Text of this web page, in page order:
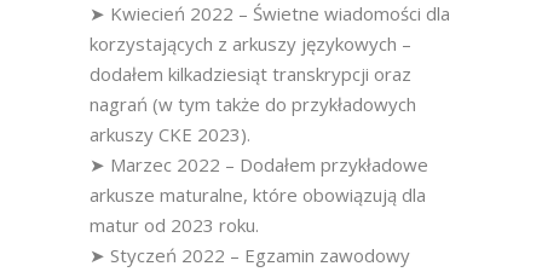
➤ Kwiecień 2022 – Świetne wiadomości dla
korzystających z arkuszy językowych –
dodałem kilkadziesiąt transkrypcji oraz
nagrań (w tym także do przykładowych
arkuszy CKE 2023).
➤ Marzec 2022 – Dodałem przykładowe
arkusze maturalne, które obowiązują dla
matur od 2023 roku.
➤ Styczeń 2022 – Egzamin zawodowy